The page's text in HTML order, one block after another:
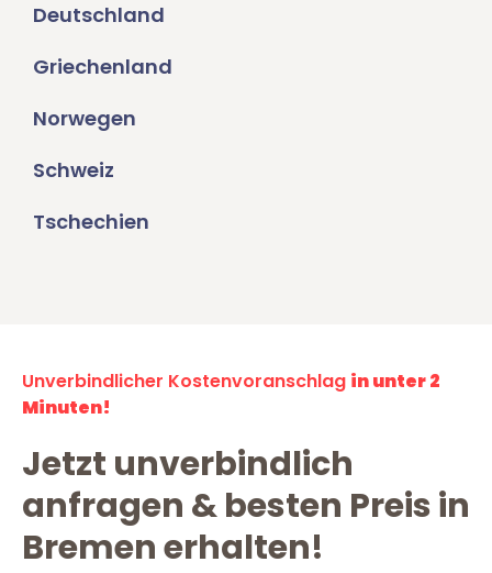
Deutschland
Griechenland
Norwegen
Schweiz
Tschechien
Unverbindlicher Kostenvoranschlag in unter 2
Minuten!
Jetzt unverbindlich
anfragen & besten Preis in
Bremen erhalten!